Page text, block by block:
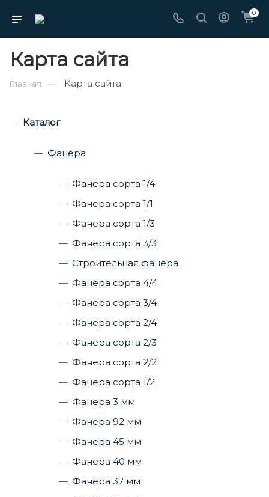
0
Карта сайта
Главная — Карта сайта
Каталог
Фанера
Фанера сорта 1/4
Фанера сорта 1/1
Фанера сорта 1/3
Фанера сорта 3/3
Строительная фанера
Фанера сорта 4/4
Фанера сорта 3/4
Фанера сорта 2/4
Фанера сорта 2/3
Фанера сорта 2/2
Фанера сорта 1/2
Фанера 3 мм
Фанера 92 мм
Фанера 45 мм
Фанера 40 мм
Фанера 37 мм